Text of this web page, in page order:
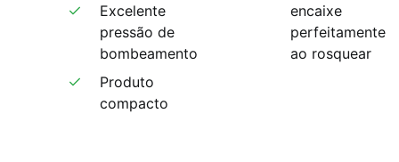
Excelente
pressão de
bombeamento
Produto
compacto
encaixe
perfeitamente
ao rosquear